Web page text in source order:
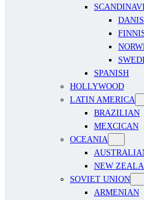
SPANISH
HOLLYWOOD
LATIN AMERICA
BRAZILIAN
MEXCICAN
OCEANIA
NEW
SOVIET UNION
ARMENIAN